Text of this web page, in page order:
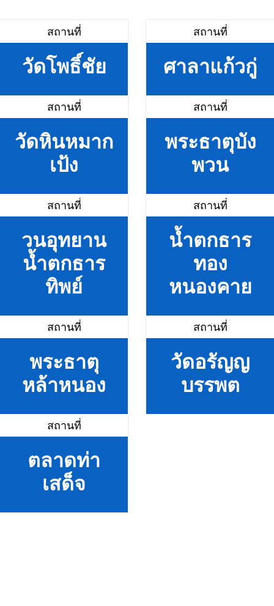
สถานที่
วัดโพธิ์ชัย
สถานที่
ศาลาแก้วกู่
สถานที่
วัดหินหมาก
เป้ง
สถานที่
พระธาตุบัง
พวน
สถานที่
วนอุทยาน
น้ำตกธาร
ทิพย์
สถานที่
น้ำตกธาร
ทอง
หนองคาย
สถานที่
พระธาตุ
หล้าหนอง
สถานที่
วัดอรัญญ
บรรพต
สถานที่
ตลาดท่า
เสด็จ